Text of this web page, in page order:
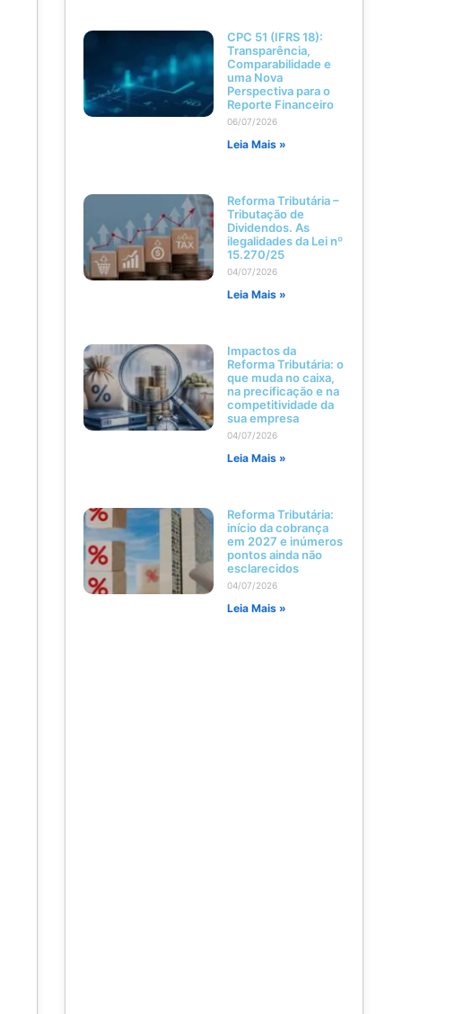
CPC 51 (IFRS 18):
Transparência,
Comparabilidade e
uma Nova
Perspectiva para o
Reporte Financeiro
06/07/2026
Leia Mais »
Reforma Tributária –
Tributação de
Dividendos. As
ilegalidades da Lei nº
15.270/25
04/07/2026
Leia Mais »
Impactos da
Reforma Tributária: o
que muda no caixa,
na precificação e na
competitividade da
sua empresa
04/07/2026
Leia Mais »
Reforma Tributária:
início da cobrança
em 2027 e inúmeros
pontos ainda não
esclarecidos
04/07/2026
Leia Mais »